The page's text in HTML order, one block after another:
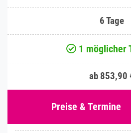
6 Tage
1 möglicher
ab 853,90
Preise & Termine